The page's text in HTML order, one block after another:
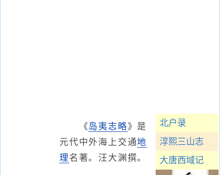
北户录
淳熙三山志
大唐西域记
《 岛夷志略》是
元代中外海上交通地
理名著。汪大渊撰。